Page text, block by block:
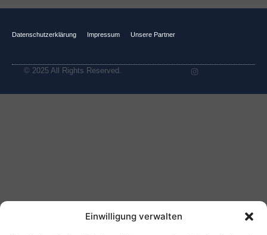
Einwilligung verwalten
Datenschutzerklärung Impressum Unsere Partner
© 2025 All Rights Reserved.